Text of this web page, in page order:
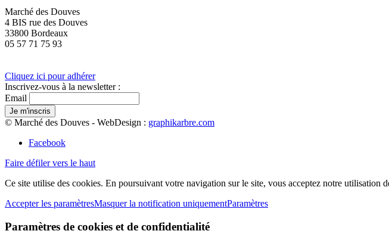
Marché des Douves
4 BIS rue des Douves
33800 Bordeaux
05 57 71 75 93
Cliquez ici pour adhérer
Inscrivez-vous à la newsletter :
Email
© Marché des Douves - WebDesign : graphikarbre.com
Facebook
Faire défiler vers le haut
Ce site utilise des cookies. En poursuivant votre navigation sur le site, vous acceptez notre utilisation
Accepter les paramètresMasquer la notification uniquementParamètres
Paramètres de cookies et de confidentialité